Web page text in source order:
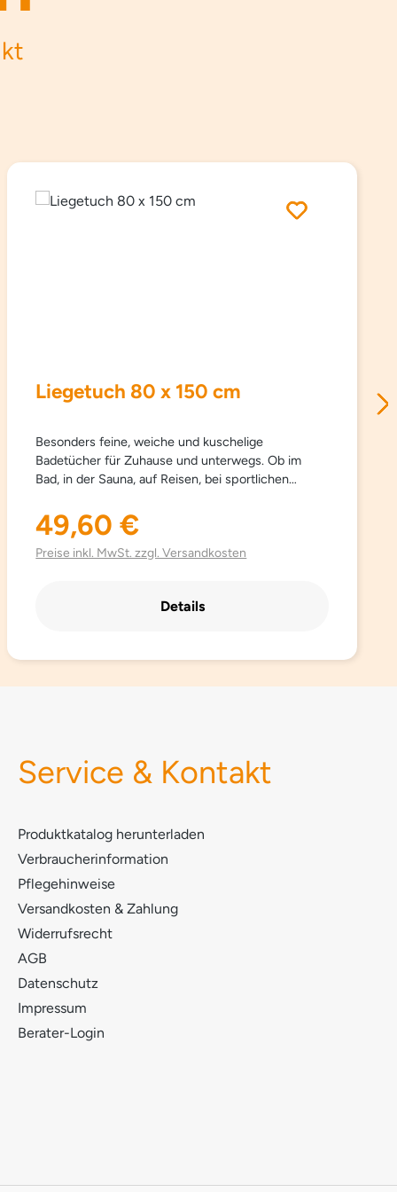
Liegetuch 80 x 150 cm
Besonders feine, weiche und kuschelige
Badetücher für Zuhause und unterwegs. Ob im
Bad, in der Sauna, auf Reisen, bei sportlichen
schnelltrocknend, atmungsaktiv, besonders leicht,
saugfähig, einfach zu pflegen und Platz sparend.
Aus hochwertig gebürsteter Mikrofaser mit
Regulärer Preis:
49,60 €
Preise inkl. MwSt. zzgl. Versandkosten
Details
Service & Kontakt
Produktkatalog herunterladen
Verbraucherinformation
Pflegehinweise
Versandkosten & Zahlung
Widerrufsrecht
AGB
Datenschutz
Impressum
Berater-Login